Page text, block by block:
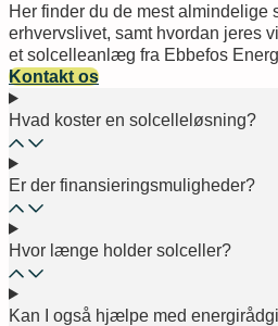
Her finder du de mest almindelige
erhvervslivet, samt hvordan jeres
et solcelleanlæg fra Ebbefos
Kontakt os
Hvad koster en solcelleløsning?
Er der finansieringsmuligheder?
Hvor længe holder solceller?
Kan I også hjælpe med